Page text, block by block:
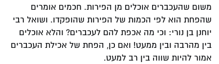
משום שהעכברים אוכלים מן הפירות. חכמים אומרים
שהפחת הוא לפי הכמות של הפירות שהופקדו. ושואל רבי
יוחנן בן נורי: וכי מה אכפת להם לעכברים? והלא אוכלים
בין מהרבה ובין ממעט! ואם כן, הפחת של אכילת העכברים
אמור להיות שווה בין רב למעט.